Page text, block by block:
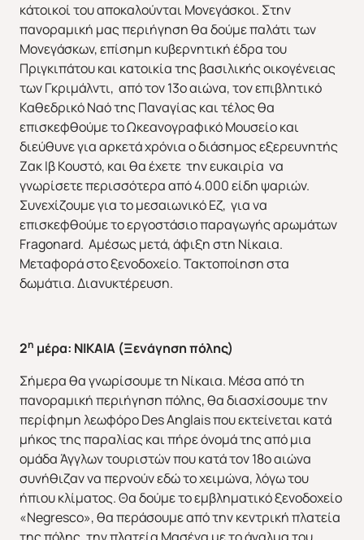
κάτοικοί του αποκαλούνται Μονεγάσκοι. Στην
πανοραμική μας περιήγηση θα δούμε παλάτι των
Μονεγάσκων, επίσημη κυβερνητική έδρα του
Πριγκιπάτου και κατοικία της βασιλικής οικογένειας
των Γκριμάλντι, από τον 13ο αιώνα, τον επιβλητικό
Καθεδρικό Ναό της Παναγίας και τέλος θα
επισκεφθούμε το Ωκεανογραφικό Μουσείο και
διεύθυνε για αρκετά χρόνια ο διάσημος εξερευνητής
Ζακ Ιβ Κουστό, και θα έχετε την ευκαιρία να
γνωρίσετε περισσότερα από 4.000 είδη ψαριών.
Συνεχίζουμε για το μεσαιωνικό Εζ, για να
επισκεφθούμε το εργοστάσιο παραγωγής αρωμάτων
Fragonard. Αμέσως μετά, άφιξη στη Νίκαια.
Μεταφορά στο ξενοδοχείο. Τακτοποίηση στα
δωμάτια. Διανυκτέρευση.
2η μέρα: ΝΙΚΑΙΑ (Ξενάγηση πόλης)
Σήμερα θα γνωρίσουμε τη Νίκαια. Μέσα από τη
πανοραμική περιήγηση πόλης, θα διασχίσουμε την
περίφημη λεωφόρο Des Anglais που εκτείνεται κατά
μήκος της παραλίας και πήρε όνομά της από μια
ομάδα Άγγλων τουριστών που κατά τον 18ο αιώνα
συνήθιζαν να περνούν εδώ το χειμώνα, λόγω του
ήπιου κλίματος. Θα δούμε το εμβληματικό ξενοδοχείο
«Negresco», θα περάσουμε από την κεντρική πλατεία